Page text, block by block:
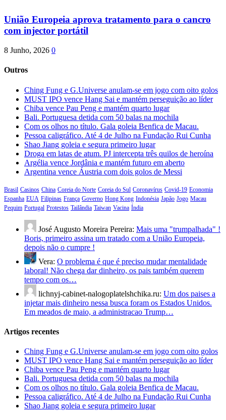
União Europeia aprova tratamento para o cancro
com injector portátil
8 Junho, 2026 0
Outros
Ching Fung e G.Universe anulam-se em jogo com oito golos
MUST IPO vence Hang Sai e mantém perseguição ao líder
Chiba vence Pau Peng e mantém quarto lugar
Bali. Portuguesa detida com 50 balas na mochila
Com os olhos no título. Gala goleia Benfica de Macau.
Pessoa caligráfico. Até 4 de Julho na Fundação Rui Cunha
Shao Jiang goleia e segura primeiro lugar
Droga em latas de atum. PJ intercepta três quilos de heroína
Argélia vence Jordânia e mantém futuro em aberto
Argentina vence Áustria com dois golos de Messi
Brasil Casinos China Coreia do Norte Coreia do Sul Coronavírus Covid-19 Economia
Espanha EUA Filipinas França Governo Hong Kong Indonésia Japão Jogo Macau
Pequim Portugal Protestos Tailândia Taiwan Vacina Índia
José Augusto Moreira Pereira: Mais uma "trumpalhada" !
Boris, primeiro assina um tratado com a União Europeia,
depois não o cumpre !
Vera: O problema é que é preciso mudar mentalidade
laboral! Não chega dar dinheiro, os pais também querem
tempo com os…
lichnyj-cabinet-nalogoplatelshchika.ru: Um dos paises a
injetar mais dinheiro nessa busca foram os Estados Unidos.
Em meados de maio, a administracao Trump…
Artigos recentes
Ching Fung e G.Universe anulam-se em jogo com oito golos
MUST IPO vence Hang Sai e mantém perseguição ao líder
Chiba vence Pau Peng e mantém quarto lugar
Bali. Portuguesa detida com 50 balas na mochila
Com os olhos no título. Gala goleia Benfica de Macau.
Pessoa caligráfico. Até 4 de Julho na Fundação Rui Cunha
Shao Jiang goleia e segura primeiro lugar